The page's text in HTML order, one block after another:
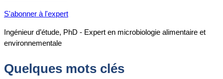
S'abonner à l'expert
Ingénieur d’étude, PhD - Expert en microbiologie alimentaire et
environnementale
Quelques mots clés